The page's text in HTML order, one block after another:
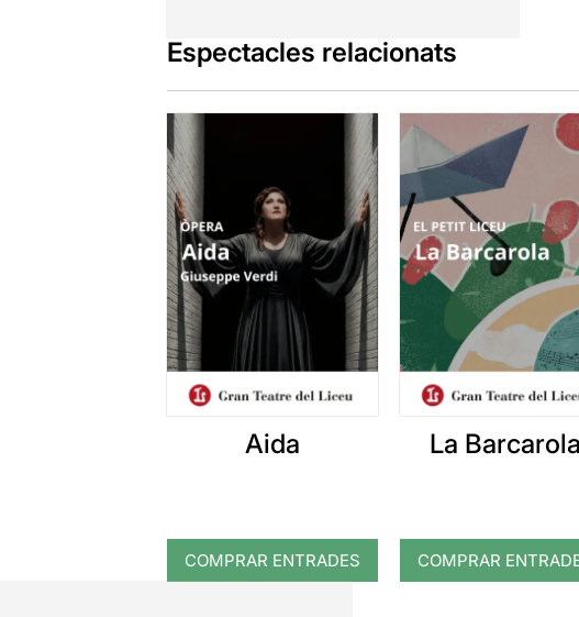
Malgrat que en
passar-ho bé, iel que
Els adults
nosaltres coneixem
agrada escoltar els
determinades àries
Don Carlo,La fille du
molt divertida de
Si desitgeu llegir
Espectacles relacionats
Aida
COMPRAR ENTRADES
La Barcarola
COMPRAR